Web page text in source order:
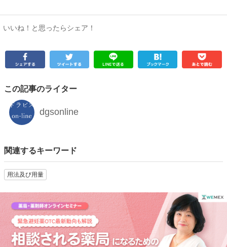
いいね！と思ったらシェア！
この記事のライター
dgsonline
関連するキーワード
用法及び用量